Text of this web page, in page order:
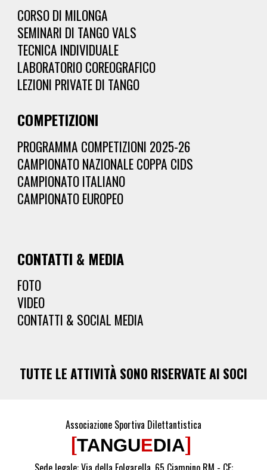
CORSO DI MILONGA
SEMINARI DI TANGO VALS
TECNICA INDIVIDUALE
LABORATORIO COREOGRAFICO
LEZIONI PRIVATE DI TANGO
COMPETIZIONI
PROGRAMMA COMPETIZIONI 2025-26
CAMPIONATO NAZIONALE COPPA CIDS
CAMPIONATO ITALIANO
CAMPIONATO EUROPEO
CONTATTI & MEDIA
FOTO
VIDEO
CONTATTI & SOCIAL MEDIA
TUTTE LE ATTIVITÀ SONO RISERVATE AI SOCI
Associazione Sportiva Dilettantistica
[TANGUEDIA]